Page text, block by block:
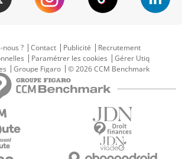
?
Contact Publicité
Recrutement
Paramétrer les cookies
Gérer Utiq
Groupe Figaro © 2026 CCM Benchmark